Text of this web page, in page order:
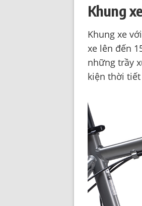
Khung
Khung xe
xe lên đến
những trầy
kiện thời